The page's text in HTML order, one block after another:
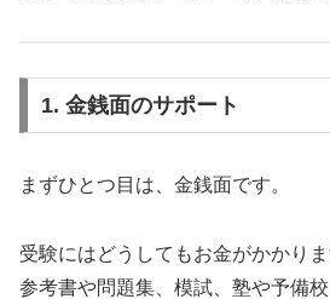
1. 金銭面のサポート
まずひとつ目は、金銭面です。
受験にはどうしてもお金がかかりま
参考書や問題集、模試、塾や予備